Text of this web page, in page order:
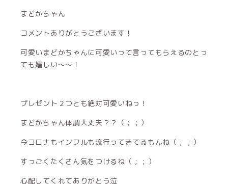
まどかちゃん
コメントありがとうございます！
可愛いまどかちゃんに可愛いって言ってもらえるのとっ
ても嬉しい〜〜！
プレゼント２つとも絶対可愛いねっ！
まどかちゃん体調大丈夫？？（ ; ; ）
今コロナもインフルも流行ってきてるもんね（ ; ; ）
すっごくたくさん気をつけるね（ ; ; ）
心配してくれてありがとう泣